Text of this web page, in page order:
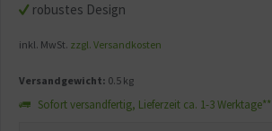
robustes Design
inkl. MwSt. zzgl. Versandkosten
Versandgewicht: 0.5 kg
Sofort versandfertig, Lieferzeit ca. 1-3 Werktage**